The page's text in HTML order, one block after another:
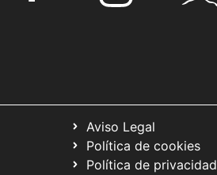
Aviso Legal
Política de cookies
Política de privacidad